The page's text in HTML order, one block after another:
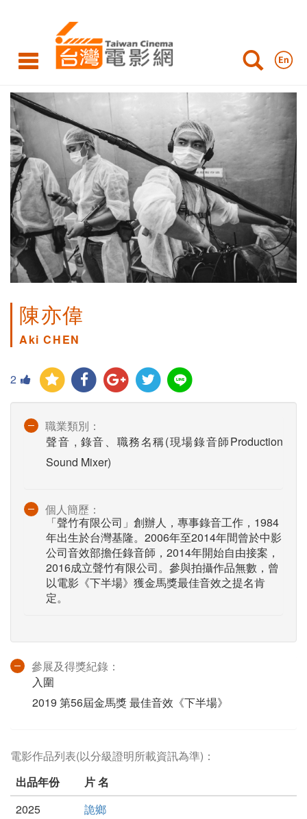
陳亦偉
Aki CHEN
2
職業類別：
聲音 , 錄音、職務名稱(現場錄音師Production
Sound Mixer)
個人簡歷：
「聲竹有限公司」創辦人，專事錄音工作，1984
年出生於台灣基隆。2006年至2014年間曾於中影
公司音效部擔任錄音師，2014年開始自由接案，
2016成立聲竹有限公司。參與拍攝作品無數，曾
以電影《下半場》獲金馬獎最佳音效之提名肯
定。
參展及得獎紀錄：
入圍
2019 第56屆金馬獎 最佳音效《下半場》
電影作品列表(以分級證明所載資訊為準)：
出品年份
片 名
2025
詭鄉